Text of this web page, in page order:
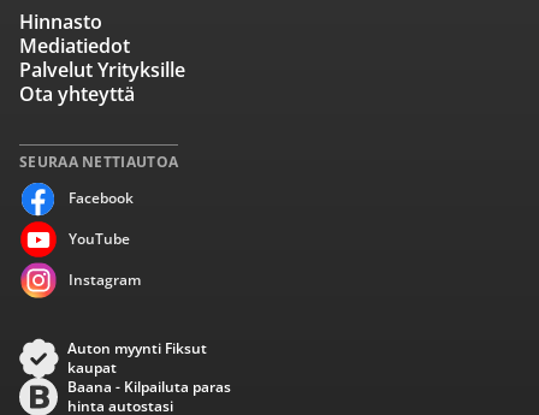
SEURAA NETTIAUTOA
Facebook
YouTube
Instagram
Hinnasto
Mediatiedot
Palvelut Yrityksille
Ota yhteyttä
Auton myynti Fiksut
kaupat
Baana - Kilpailuta paras
hinta autostasi